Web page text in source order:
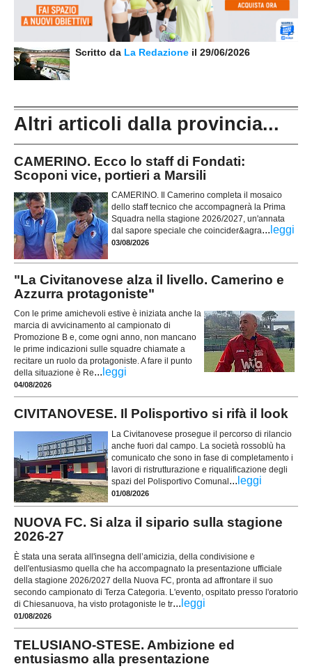
Scritto da La Redazione il 29/06/2026
Altri articoli dalla provincia...
CAMERINO. Ecco lo staff di Fondati:
Scoponi vice, portieri a Marsili
CAMERINO. Il Camerino completa il mosaico
dello staff tecnico che accompagnerà la Prima
Squadra nella stagione 2026/2027, un'annata
dal sapore speciale che coincider&agra... leggi
03/08/2026
"La Civitanovese alza il livello. Camerino e
Azzurra protagoniste"
Con le prime amichevoli estive è iniziata anche la
marcia di avvicinamento al campionato di
Promozione B e, come ogni anno, non mancano
le prime indicazioni sulle squadre chiamate a
recitare un ruolo da protagoniste. A fare il punto
della situazione è Re... leggi
04/08/2026
CIVITANOVESE. Il Polisportivo si rifà il look
La Civitanovese prosegue il percorso di rilancio
anche fuori dal campo. La società rossoblù ha
comunicato che sono in fase di completamento i
lavori di ristrutturazione e riqualificazione degli
spazi del Polisportivo Comunal... leggi
01/08/2026
NUOVA FC. Si alza il sipario sulla stagione
2026-27
È stata una serata all'insegna dell’amicizia, della condivisione e
dell'entusiasmo quella che ha accompagnato la presentazione ufficiale
della stagione 2026/2027 della Nuova FC, pronta ad affrontare il suo
secondo campionato di Terza Categoria. L'evento, ospitato presso l'oratorio
di Chiesanuova, ha visto protagoniste le tr... leggi
01/08/2026
TELUSIANO-STESE. Ambizione ed
entusiasmo alla presentazione